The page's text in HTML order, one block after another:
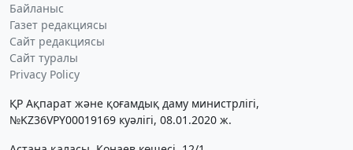
Байланыс
Газет редакциясы
Сайт редакциясы
Сайт туралы
Privacy Policy
ҚР Ақпарат және қоғамдық даму министрлігі,
№KZ36VPY00019169 куәлігі, 08.01.2020 ж.